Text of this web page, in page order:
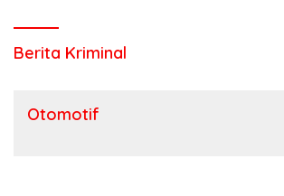
Berita Kriminal
Otomotif